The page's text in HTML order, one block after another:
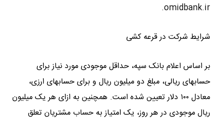
omidbank.ir.
شرایط شرکت در قرعه کشی
بر اساس اعلام بانک سپه، حداقل موجودی مورد نیاز برای
حسابهای ریالی، مبلغ دو میلیون ریال و برای حسابهای ارزی،
معادل ۱۰۰ دلار تعیین شده است. همچنین به ازای هر یک میلیون
ریال موجودی در هر روز، یک امتیاز به حساب مشتریان تعلق